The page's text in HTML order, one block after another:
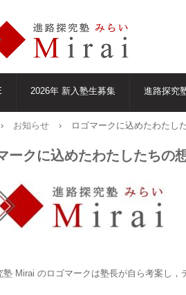
2026年 新入塾生募集 進路探究
› お知らせ › ロゴマークに込めたわたし
ークに込めたわたしたちの
塾 Mirai のロゴマークは塾長が自ら考案し，